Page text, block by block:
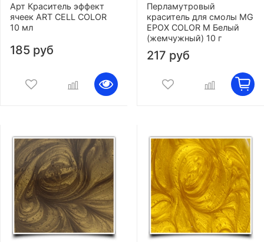
Арт Краситель эффект
ячеек ART CELL COLOR
10 мл
185 руб
Перламутровый
краситель для смолы MG
EPOX COLOR M Белый
(жемчужный) 10 г
217 руб